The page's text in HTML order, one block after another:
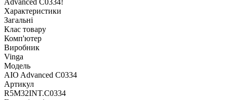
Advanced C0334!
Характеристики
Загальні
Клас товару
Комп'ютер
Виробник
Vinga
Модель
AIO Advanced C0334
Артикул
R5M32INT.C0334